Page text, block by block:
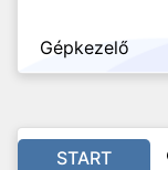
Gépkezelő
START